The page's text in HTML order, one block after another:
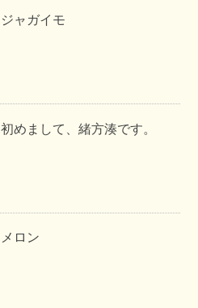
ジャガイモ
初めまして、緒方湊です。
メロン